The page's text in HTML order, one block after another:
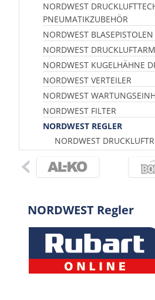
NORDWEST
PNEUMATIKZUBEHÖR
NORDWEST BLASEPISTOLEN
NORDWEST
NORDWEST KUGELHÄHNE
NORDWEST VERTEILER
NORDWEST
NORDWEST FILTER
NORDWEST REGLER
NORDWEST
NORDWEST Regler